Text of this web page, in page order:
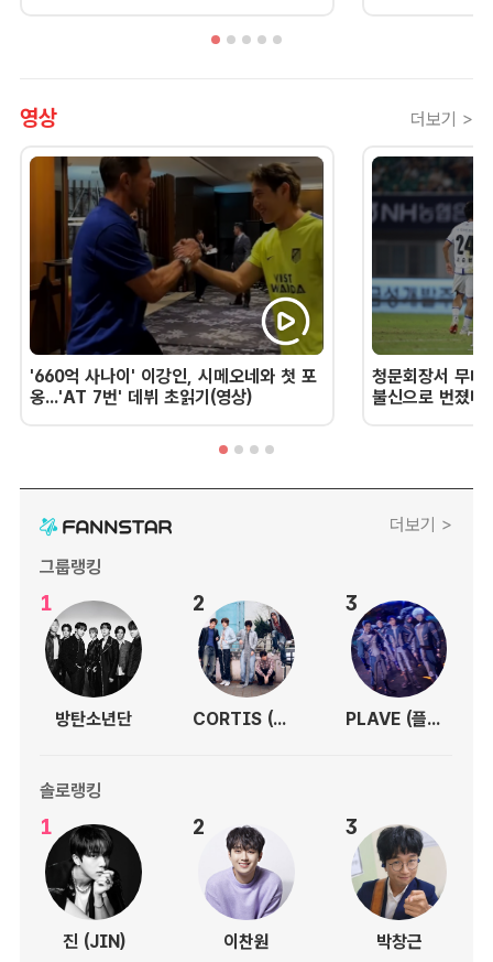
영상 더보기 >
'660억 사나이' 이강인, 시메오네와 첫 포
옹...'AT 7번' 데뷔 초읽기(영상)
청문회장서 무너
불신으로 번졌
더보기 >
그룹랭킹
1
방탄소년단
2
CORTIS (코르티스)
3
PLAVE (플레이브)
솔로랭킹
1
진 (JIN)
2
이찬원
3
박창근